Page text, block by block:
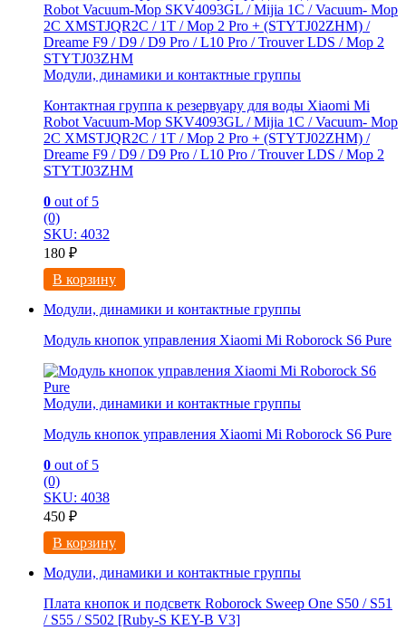
Модули, динамики и контактные группы
Контактная группа к резервуару для воды Xiaomi Mi
Robot Vacuum-Mop SKV4093GL / Mijia 1C / Vacuum- Mop
2C XMSTJQR2C / 1T / Mop 2 Pro + (STYTJ02ZHM) /
Dreame F9 / D9 / D9 Pro / L10 Pro / Trouver LDS / Mop 2
STYTJ03ZHM
0 out of 5
(0)
SKU: 4032
180 ₽
В корзину
Модули, динамики и контактные группы
Модуль кнопок управления Xiaomi Mi Roborock S6 Pure
Модули, динамики и контактные группы
Модуль кнопок управления Xiaomi Mi Roborock S6 Pure
0 out of 5
(0)
SKU: 4038
450 ₽
В корзину
Модули, динамики и контактные группы
Плата кнопок и подсветк Roborock Sweep One S50 / S51
/ S55 / S502 [Ruby-S KEY-B V3]